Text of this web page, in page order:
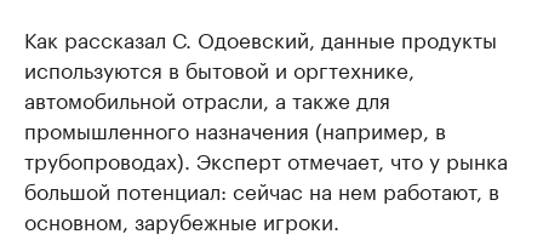
Как рассказал С. Одоевский, данные продукты
используются в бытовой и оргтехнике,
автомобильной отрасли, а также для
промышленного назначения (например, в
трубопроводах). Эксперт отмечает, что у рынка
большой потенциал: сейчас на нем работают, в
основном, зарубежные игроки.